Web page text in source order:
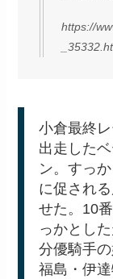
https://
小倉最終
出走した
ン。すっ
に促され
せた。10
っかとし
分優騎手
福島・伊